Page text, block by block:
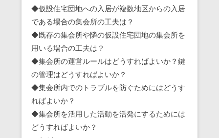
◆仮設住宅団地への入居が複数地区からの入居
である場合の集会所の工夫は？
◆既存の集会所や隣の仮設住宅団地の集会所を
用いる場合の工夫は？
◆集会所の運営ルールはどうすればよいか？鍵
の管理はどうすればよいか？
◆集会所内でのトラブルを防ぐためにはどうす
ればよいか？
◆集会所を活用した活動を活発にするためには
どうすればよいか？